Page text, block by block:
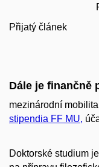
Přijatý článek
Dále je finančně
mezinárodní
stipendia FF MU,
Doktorské studium